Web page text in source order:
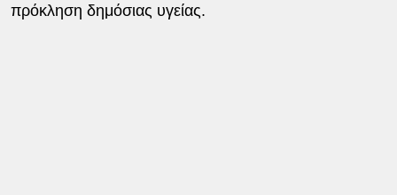
πρόκληση δημόσιας υγείας.